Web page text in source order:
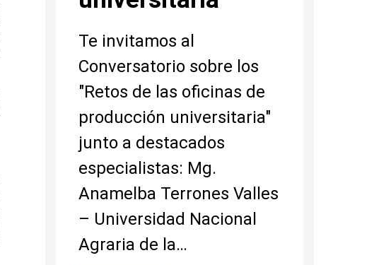
Te invitamos al
Conversatorio sobre los
"Retos de las oficinas de
producción universitaria"
junto a destacados
especialistas: Mg.
Anamelba Terrones Valles
– Universidad Nacional
Agraria de la…